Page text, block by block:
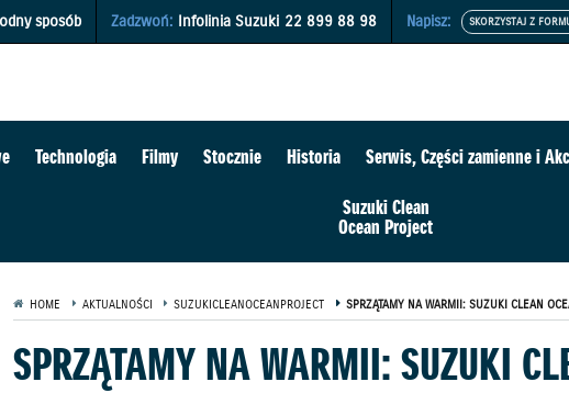
sposób Zadzwoń: Infolinia Suzuki 22 899 88 98 Napisz:
Technologia Filmy Stocznie Historia Serwis, Części zamienne i
Suzuki Clean
Ocean Project
HOME AKTUALNOŚCI SUZUKICLEANOCEANPROJECT SPRZĄTAMY NA WARMII: SUZUKI CLEAN
SPRZĄTAMY NA WARMII: SUZUKI